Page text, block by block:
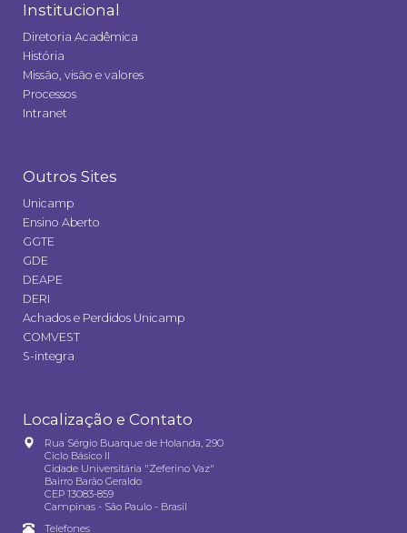
Institucional
Diretoria Acadêmica
História
Missão, visão e valores
Processos
Intranet
Outros Sites
Unicamp
Ensino Aberto
GGTE
GDE
DEAPE
DERI
Achados e Perdidos Unicamp
COMVEST
S-integra
Localização e Contato
Rua Sérgio Buarque de Holanda, 290
Ciclo Básico II
Cidade Universitária "Zeferino Vaz"
Bairro Barão Geraldo
CEP 13083-859
Campinas - São Paulo - Brasil
Telefones